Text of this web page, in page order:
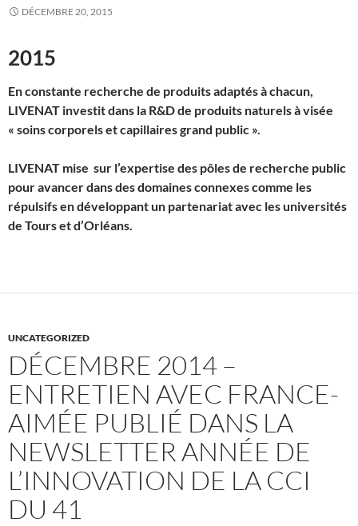
DÉCEMBRE 20, 2015
2015
En constante recherche de produits adaptés à chacun,
LIVENAT investit dans la R&D de produits naturels à visée
« soins corporels et capillaires grand public ».
LIVENAT mise sur l’expertise des pôles de recherche public
pour avancer dans des domaines connexes comme les
répulsifs en développant un partenariat avec les universités
de Tours et d’Orléans.
UNCATEGORIZED
DÉCEMBRE 2014 –
ENTRETIEN AVEC FRANCE-
AIMÉE PUBLIÉ DANS LA
NEWSLETTER ANNÉE DE
L’INNOVATION DE LA CCI
DU 41